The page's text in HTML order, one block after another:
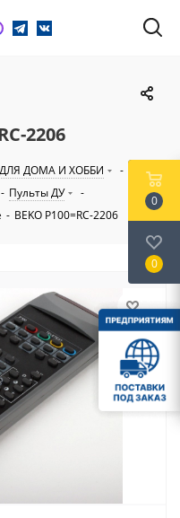
2206
ДОМА И ХОББИ
-
- Пульты ДУ
-
- BEKO P100=RC-2206
0
0